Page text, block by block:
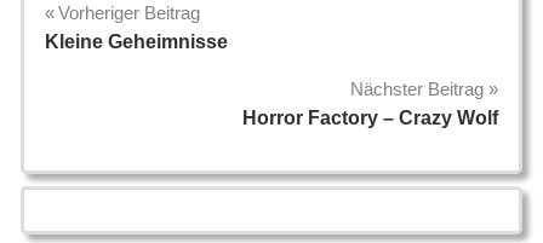
Beitragsnavigation
Vorheriger Beitrag
Kleine Geheimnisse
Nächster Beitrag
Horror Factory – Crazy Wolf